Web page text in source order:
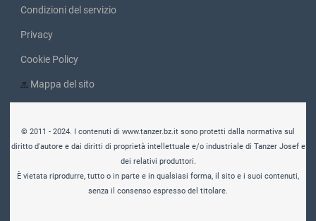
diritto d'autore e dai diritti di proprietà intellettuale e/o industriale di Tanzer Josef e
dei relativi produttori.
È vietata riprodurre, tutto o in parte e in qualsiasi forma, il sito e i suoi contenuti,
senza il consenso espresso del titolare.